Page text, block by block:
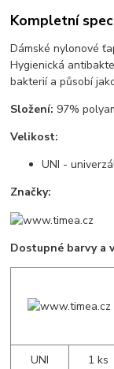
Kompletní
Dámské nylonové
Hygienická
bakterií a působí
Složení: 97%
Velikost:
UNI -
Značky:
Dostupné barvy a
UNI 1 ks